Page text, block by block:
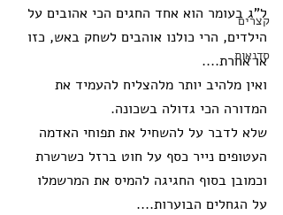
קצרים
סדנאות
ל"ג בעומר הוא אחד החגים הכי אהובים על
הילדים, הרי כולנו אוהבים לשחק באש, כזו
או אחרת....
ואין מלהיב יותר מלהצליח להעמיד את
המדורה הכי גדולה בשכונה.
שלא לדבר על להשחיל את תפוחי האדמה
העטופים נייר כסף על חוט ברזל כשרשרת
וכמובן בסוף החגיגה להמיס את המרשמלו
על הגחלים הבוערות....